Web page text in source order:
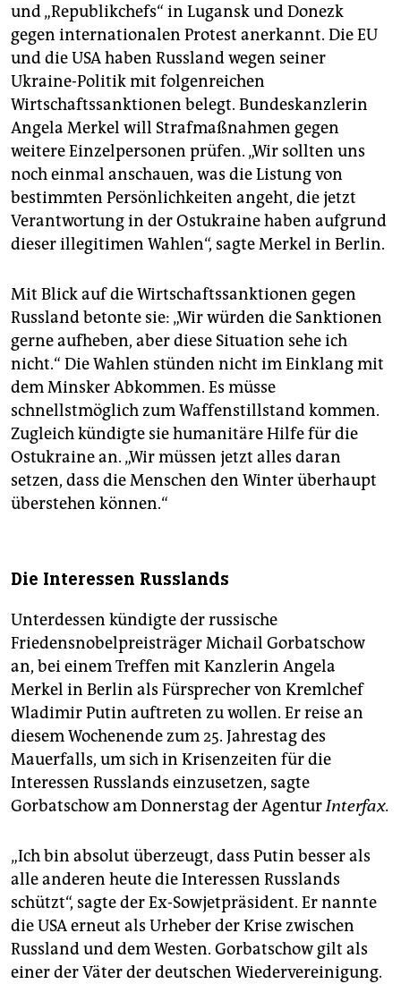
und „Republikchefs“ in Lugansk und Donezk
gegen internationalen Protest anerkannt. Die EU
und die USA haben Russland wegen seiner
Ukraine-Politik mit folgenreichen
Wirtschaftssanktionen belegt. Bundeskanzlerin
Angela Merkel will Strafmaßnahmen gegen
weitere Einzelpersonen prüfen. „Wir sollten uns
noch einmal anschauen, was die Listung von
bestimmten Persönlichkeiten angeht, die jetzt
Verantwortung in der Ostukraine haben aufgrund
dieser illegitimen Wahlen“, sagte Merkel in Berlin.
Mit Blick auf die Wirtschaftssanktionen gegen
Russland betonte sie: „Wir würden die Sanktionen
gerne aufheben, aber diese Situation sehe ich
nicht.“ Die Wahlen stünden nicht im Einklang mit
dem Minsker Abkommen. Es müsse
schnellstmöglich zum Waffenstillstand kommen.
Zugleich kündigte sie humanitäre Hilfe für die
Ostukraine an. „Wir müssen jetzt alles daran
setzen, dass die Menschen den Winter überhaupt
überstehen können.“
Die Interessen Russlands
Unterdessen kündigte der russische
Friedensnobelpreisträger Michail Gorbatschow
an, bei einem Treffen mit Kanzlerin Angela
Merkel in Berlin als Fürsprecher von Kremlchef
Wladimir Putin auftreten zu wollen. Er reise an
diesem Wochenende zum 25. Jahrestag des
Mauerfalls, um sich in Krisenzeiten für die
Interessen Russlands einzusetzen, sagte
Gorbatschow am Donnerstag der AgenturInterfax.
„Ich bin absolut überzeugt, dass Putin besser als
alle anderen heute die Interessen Russlands
schützt“, sagte der Ex-Sowjetpräsident. Er nannte
die USA erneut als Urheber der Krise zwischen
Russland und dem Westen. Gorbatschow gilt als
einer der Väter der deutschen Wiedervereinigung.